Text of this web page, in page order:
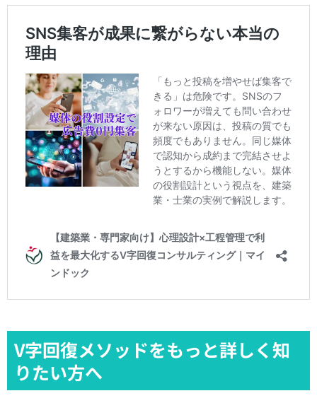
V字回復メソッドをもっと詳しく知
りたい方へ